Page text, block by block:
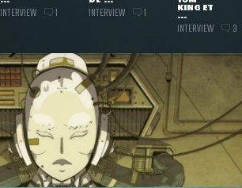
INTERVIEW 1 INTERVIEW 1 KING ET
...
INTERVIEW 3